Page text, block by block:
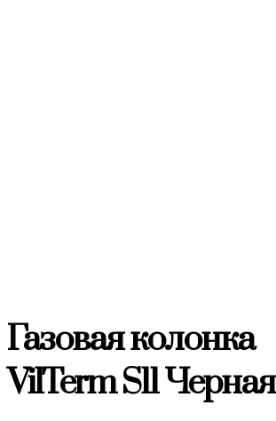
Газовая колонка
VilTerm S11 Черная